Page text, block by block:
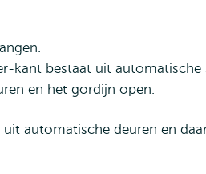
kant bestaat uit automatische
en het gordijn open.
automatische deuren en